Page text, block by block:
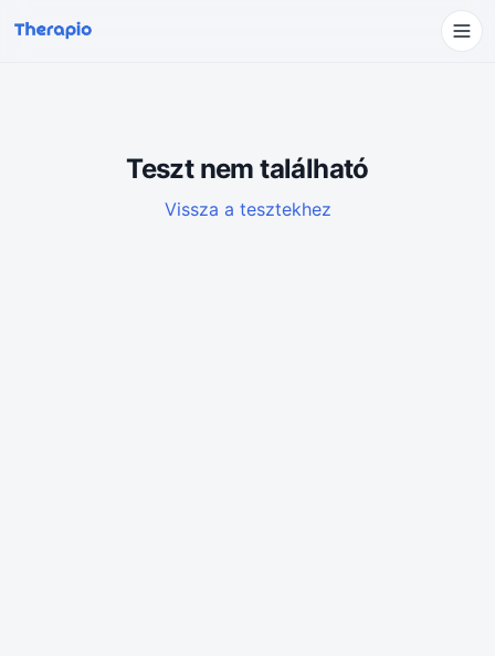
Teszt nem található
Vissza a tesztekhez